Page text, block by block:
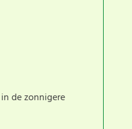
de zonnigere